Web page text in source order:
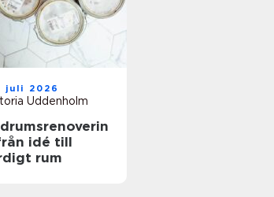
juli 2026
Uddenholm
rum